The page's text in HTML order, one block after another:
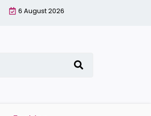
een smoothie: waarom
6 August 2026